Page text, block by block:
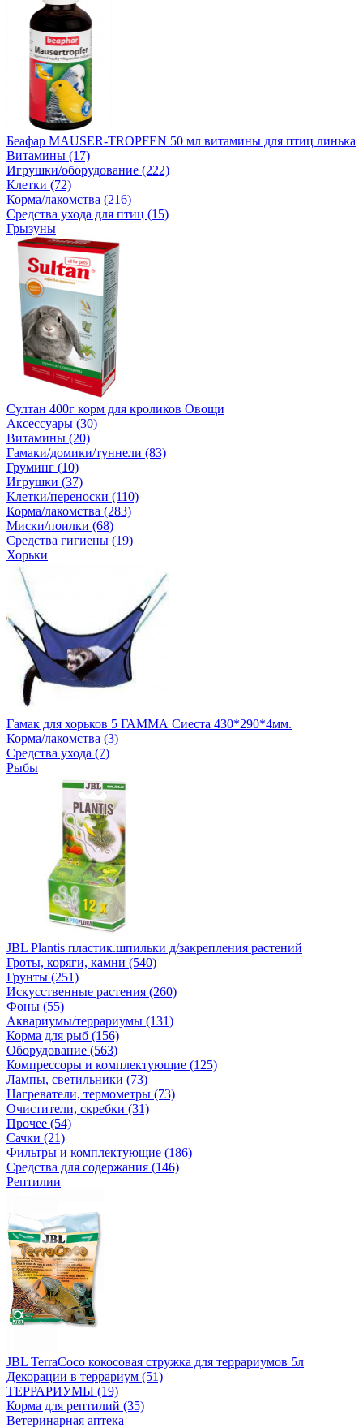
Беафар MAUSER-TROPFEN 50 мл витамины для птиц линька
Витамины (17)
Игрушки/оборудование (222)
Клетки (72)
Корма/лакомства (216)
Средства ухода для птиц (15)
Грызуны
Султан 400г корм для кроликов Овощи
Аксессуары (30)
Витамины (20)
Гамаки/домики/туннели (83)
Груминг (10)
Игрушки (37)
Клетки/переноски (110)
Корма/лакомства (283)
Миски/поилки (68)
Средства гигиены (19)
Хорьки
Гамак для хорьков 5 ГАММА Сиеста 430*290*4мм.
Корма/лакомства (3)
Средства ухода (7)
Рыбы
JBL Plantis пластик.шпильки д/закрепления растений
Гроты, коряги, камни (540)
Грунты (251)
Искусственные растения (260)
Фоны (55)
Аквариумы/террариумы (131)
Корма для рыб (156)
Оборудование (563)
Компрессоры и комплектующие (125)
Лампы, светильники (73)
Нагреватели, термометры (73)
Очистители, скребки (31)
Прочее (54)
Сачки (21)
Фильтры и комплектующие (186)
Средства для содержания (146)
Рептилии
JBL TerraCoco кокосовая стружка для террариумов 5л
Декорации в террариум (51)
ТЕРРАРИУМЫ (19)
Корма для рептилий (35)
Ветеринарная аптека